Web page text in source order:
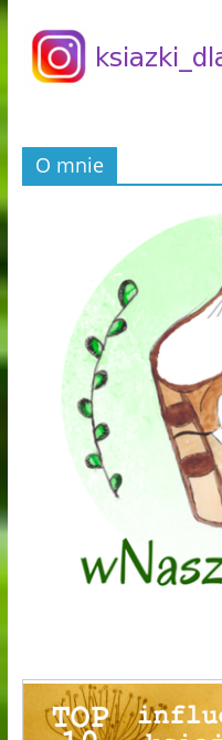
O mnie